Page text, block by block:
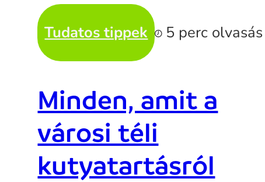
Tudatos tippek 5 perc olvasás
Minden, amit a
városi téli
kutyatartásról